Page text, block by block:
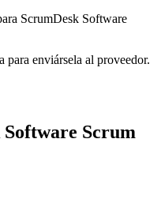
ScrumDesk Software
para enviársela al proveedor.
Software Scrum